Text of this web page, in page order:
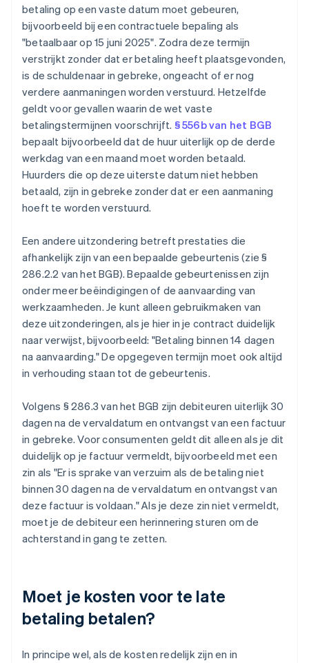
betaling op een vaste datum moet gebeuren,
bijvoorbeeld bij een contractuele bepaling als
"betaalbaar op 15 juni 2025". Zodra deze termijn
verstrijkt zonder dat er betaling heeft plaatsgevonden,
is de schuldenaar in gebreke, ongeacht of er nog
verdere aanmaningen worden verstuurd. Hetzelfde
geldt voor gevallen waarin de wet vaste
betalingstermijnen voorschrijft. § 556b van het BGB
bepaalt bijvoorbeeld dat de huur uiterlijk op de derde
werkdag van een maand moet worden betaald.
Huurders die op deze uiterste datum niet hebben
betaald, zijn in gebreke zonder dat er een aanmaning
hoeft te worden verstuurd.
Een andere uitzondering betreft prestaties die
afhankelijk zijn van een bepaalde gebeurtenis (zie §
286.2.2 van het BGB). Bepaalde gebeurtenissen zijn
onder meer beëindigingen of de aanvaarding van
werkzaamheden. Je kunt alleen gebruikmaken van
deze uitzonderingen, als je hier in je contract duidelijk
naar verwijst, bijvoorbeeld: "Betaling binnen 14 dagen
na aanvaarding." De opgegeven termijn moet ook altijd
in verhouding staan tot de gebeurtenis.
Volgens § 286.3 van het BGB zijn debiteuren uiterlijk 30
dagen na de vervaldatum en ontvangst van een factuur
in gebreke. Voor consumenten geldt dit alleen als je dit
duidelijk op je factuur vermeldt, bijvoorbeeld met een
zin als "Er is sprake van verzuim als de betaling niet
binnen 30 dagen na de vervaldatum en ontvangst van
deze factuur is voldaan." Als je deze zin niet vermeldt,
moet je de debiteur een herinnering sturen om de
achterstand in gang te zetten.
Moet je kosten voor te late
betaling betalen?
In principe wel, als de kosten redelijk zijn en in